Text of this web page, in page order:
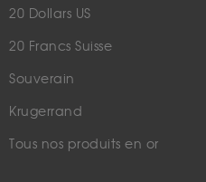
20 Dollars US
20 Francs Suisse
Souverain
Krugerrand
Tous nos produits en or